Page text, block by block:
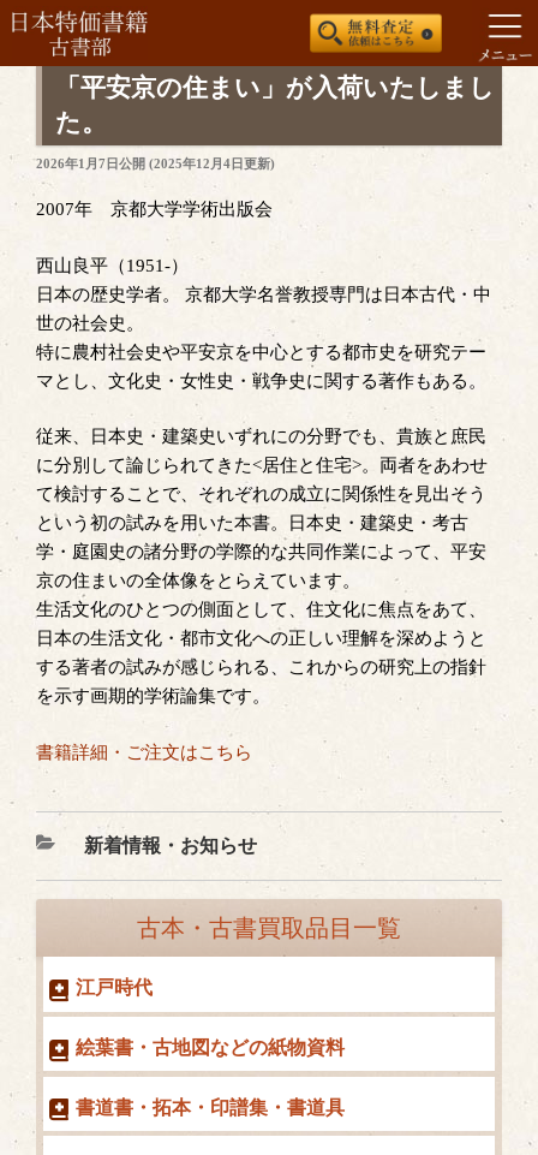
プ
「平安京の住まい」が入荷いたしまし
た。
投
稿
日:
2026年1月7日公開 (2025年12月4日更新)
2007年 京都大学学術出版会
西山良平（1951-）
日本の歴史学者。 京都大学名誉教授専門は日本古代・中
世の社会史。
特に農村社会史や平安京を中心とする都市史を研究テー
マとし、文化史・女性史・戦争史に関する著作もある。
従来、日本史・建築史いずれにの分野でも、貴族と庶民
に分別して論じられてきた<居住と住宅>。両者をあわせ
て検討することで、それぞれの成立に関係性を見出そう
という初の試みを用いた本書。日本史・建築史・考古
学・庭園史の諸分野の学際的な共同作業によって、平安
京の住まいの全体像をとらえています。
生活文化のひとつの側面として、住文化に焦点をあて、
日本の生活文化・都市文化への正しい理解を深めようと
する著者の試みが感じられる、これからの研究上の指針
を示す画期的学術論集です。
書籍詳細・ご注文はこちら
カ
テ
新着情報・お知らせ
古本・古書買取品目一覧
江戸時代
絵葉書・古地図などの紙物資料
書道書・拓本・印譜集・書道具